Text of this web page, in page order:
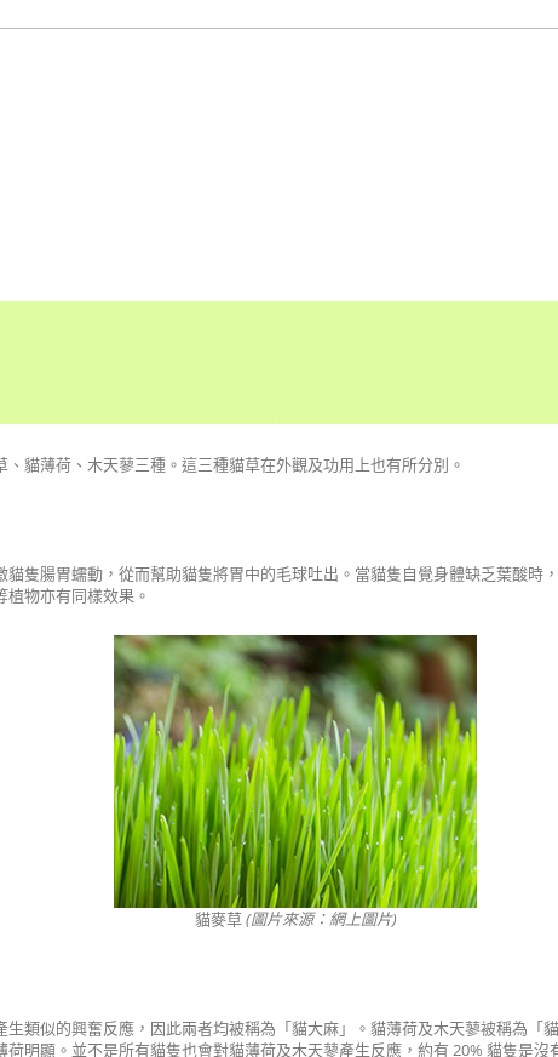
貓薄荷、木天蓼三種。這三種貓草在外觀及功用上也有所分別。
隻腸胃蠕動，從而幫助貓隻將胃中的毛球吐出。當貓隻自覺身體缺乏葉酸
物亦有同樣效果。
貓麥草(圖片來源：網上圖片)
類似的興奮反應，因此兩者均被稱為「貓大麻」。貓薄荷及木天蓼被稱為
明顯。並不是所有貓隻也會對貓薄荷及木天蓼產生反應，約有 20% 貓隻是